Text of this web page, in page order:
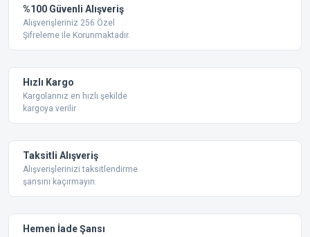
Ürün resmi kalitesiz, bozuk veya görüntülenemiyor.
Ürün açıklamasında eksik bilgiler bulunuyor.
Bu ürüne benzer farklı alternatifler olmalı.
%100 Güvenli Alışveriş
Alışverişleriniz 256 Özel
Şifreleme ile Korunmaktadır.
Hızlı Kargo
Kargolarınız en hızlı şekilde
kargoya verilir
Taksitli Alışveriş
Alışverişlerinizi taksitlendirme
şansını kaçırmayın.
Hemen İade Şansı